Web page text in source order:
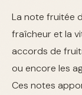
La note fruitée
fraîcheur et la
accords de
ou encore les
Ces notes